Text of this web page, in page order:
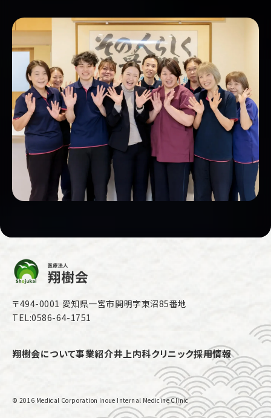
〒494-0001 愛知県一宮市開明字東沼85番地
TEL:0586-64-1751
翔樹会について事業紹介井上内科クリニック採用情報
© 2016 Medical Corporation Inoue Internal Medicine Clinic